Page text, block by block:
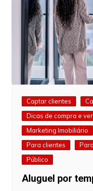
Captar clientes
Dicas de compra e
Marketing Imobiliário
Para clientes
Público
Aluguel por